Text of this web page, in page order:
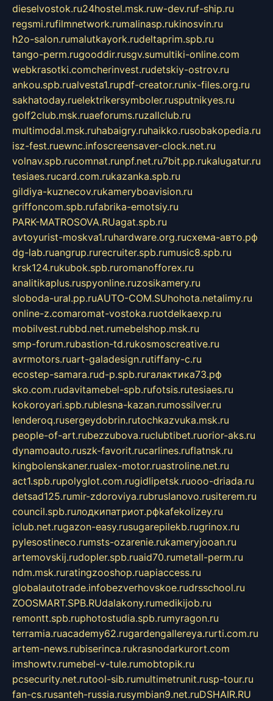
dieselvostok.ru24hostel.msk.ruw-dev.ruf-ship.ru
regsmi.rufilmnetwork.rumalinasp.rukinosvin.ru
h2o-salon.rumalutkayork.rudeltaprim.spb.ru
tango-perm.rugooddir.rusgv.sumultiki-online.com
webkrasotki.comcherinvest.rudetskiy-ostrov.ru
ankou.spb.rualvesta1.rupdf-creator.runix-files.org.ru
sakhatoday.ruelektrikersymboler.rusputnikyes.ru
golf2club.msk.ruaeforums.ruzallclub.ru
multimodal.msk.ruhabaigry.ruhaikko.rusobakopedia.ru
isz-fest.ruewnc.infoscreensaver-clock.net.ru
volnav.spb.rucomnat.runpf.net.ru7bit.pp.rukalugatur.ru
tesiaes.rucard.com.rukazanka.spb.ru
gildiya-kuznecov.rukameryboavision.ru
griffoncom.spb.rufabrika-emotsiy.ru
PARK-MATROSOVA.RUagat.spb.ru
avtoyurist-moskva1.ruhardware.org.ruсхема-авто.рф
dg-lab.ruangrup.rurecruiter.spb.rumusic8.spb.ru
krsk124.rukubok.spb.ruromanofforex.ru
analitikaplus.ruspyonline.ruzosikamery.ru
sloboda-ural.pp.ruAUTO-COM.SUhohota.netalimy.ru
online-z.comaromat-vostoka.ruotdelkaexp.ru
mobilvest.rubbd.net.rumebelshop.msk.ru
smp-forum.rubastion-td.rukosmoscreative.ru
avrmotors.ruart-galadesign.rutiffany-c.ru
ecostep-samara.rud-p.spb.ruгалактика73.рф
sko.com.rudavitamebel-spb.rufotsis.rutesiaes.ru
kokoroyari.spb.rublesna-kazan.rumossilver.ru
lenderoq.rusergeydobrin.rutochkazvuka.msk.ru
people-of-art.rubezzubova.ruclubtibet.ruorior-aks.ru
dynamoauto.ruszk-favorit.rucarlines.ruflatnsk.ru
kingbolenskaner.rualex-motor.ruastroline.net.ru
act1.spb.rupolyglot.com.rugidlipetsk.ruooo-driada.ru
detsad125.rumir-zdoroviya.rubruslanovo.rusiterem.ru
council.spb.ruлодкипатриот.рфkafekolizey.ru
iclub.net.rugazon-easy.rusugarepilekb.rugrinox.ru
pylesostineco.rumsts-ozarenie.rukameryjooan.ru
artemovskij.rudopler.spb.ruaid70.rumetall-perm.ru
ndm.msk.ruratingzooshop.ruapiaccess.ru
globalautotrade.infobezverhovskoe.rudrsschool.ru
ZOOSMART.SPB.RUdalakony.rumedikijob.ru
remontt.spb.ruphotostudia.spb.rumyragon.ru
terramia.ruacademy62.rugardengallereya.rurti.com.ru
artem-news.rubiserinca.rukrasnodarkurort.com
imshowtv.rumebel-v-tule.rumobtopik.ru
pcsecurity.net.rutool-sib.rumultimetrunit.rusp-tour.ru
fan-cs.rusanteh-russia.rusymbian9.net.ruDSHAIR.RU